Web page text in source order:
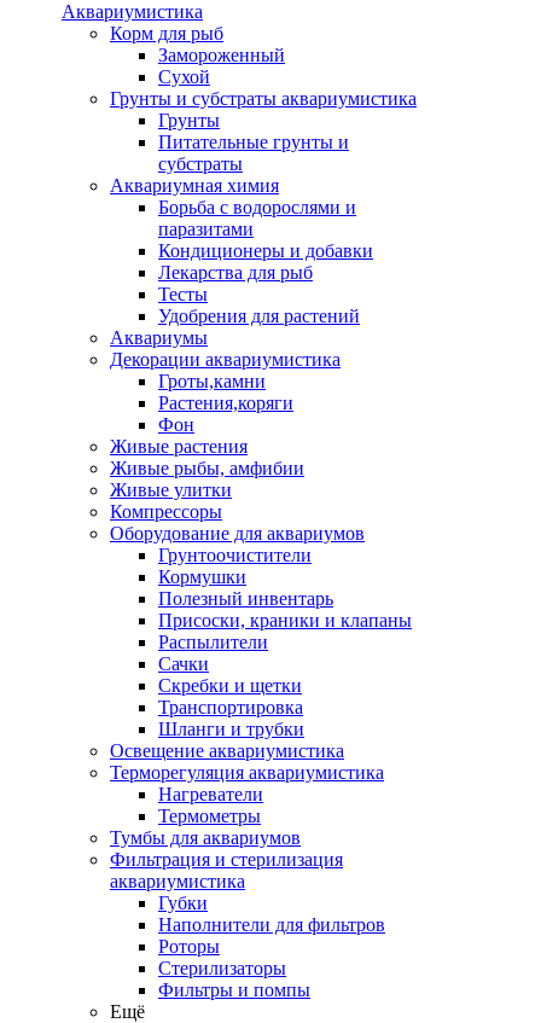
Аквариумистика
Корм для рыб
Замороженный
Сухой
Грунты и субстраты аквариумистика
Грунты
Питательные грунты и
субстраты
Аквариумная химия
Борьба с водорослями и
паразитами
Кондиционеры и добавки
Лекарства для рыб
Тесты
Удобрения для растений
Аквариумы
Декорации аквариумистика
Гроты,камни
Растения,коряги
Фон
Живые растения
Живые рыбы, амфибии
Живые улитки
Компрессоры
Оборудование для аквариумов
Грунтоочистители
Кормушки
Полезный инвентарь
Присоски, краники и клапаны
Распылители
Сачки
Скребки и щетки
Транспортировка
Шланги и трубки
Освещение аквариумистика
Терморегуляция аквариумистика
Нагреватели
Термометры
Тумбы для аквариумов
Фильтрация и стерилизация
аквариумистика
Губки
Наполнители для фильтров
Роторы
Стерилизаторы
Фильтры и помпы
Ещё